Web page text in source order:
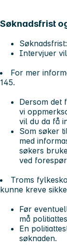
Søknadsfrist
Intervjuer
For mer
145.
Dersom det
vi
vil du da få
Som søker
med
søkers
ved
Troms
kunne kreve
Før
må
En
søknaden.